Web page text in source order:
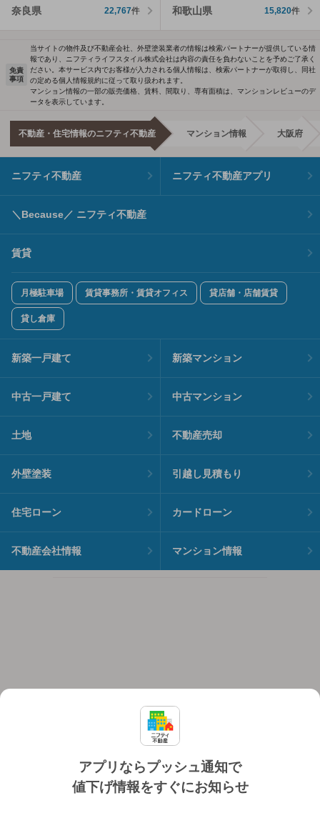
奈良県 22,767件 和歌山県 15,820件
アプリならプッシュ通知で
値下げ情報をすぐにお知らせ
免責
事項
当サイトの物件及び不動産会社、外壁塗装業者の情報は検索パートナーが提供している情
報であり、ニフティライフスタイル株式会社は内容の責任を負わないことを予めご了承く
ださい。本サービス内でお客様が入力される個人情報は、検索パートナーが取得し、同社
の定める個人情報規約に従って取り扱われます。
マンション情報の一部の販売価格、賃料、間取り、専有面積は、マンションレビューのデ
ータを表示しています。
不動産・住宅情報のニフティ不動産 マンション情報 大阪府
ニフティ不動産 ニフティ不動産アプリ
＼Because／ ニフティ不動産
賃貸
月極駐車場 賃貸事務所・賃貸オフィス 貸店舗・店舗賃貸
貸し倉庫
新築一戸建て 新築マンション
中古一戸建て 中古マンション
土地 不動産売却
外壁塗装 引越し見積もり
住宅ローン カードローン
不動産会社情報 マンション情報
個人情報保護ポリシー 利用規約